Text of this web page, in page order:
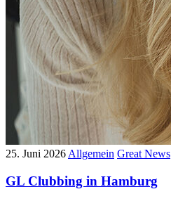
25. Juni 2026 Allgemein Great News
GL Clubbing in Hamburg